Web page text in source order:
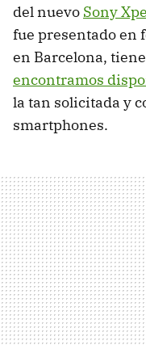
del nuevo Sony
fue presentado en
en Barcelona,
encontramos
la tan solicitada y
smartphones.